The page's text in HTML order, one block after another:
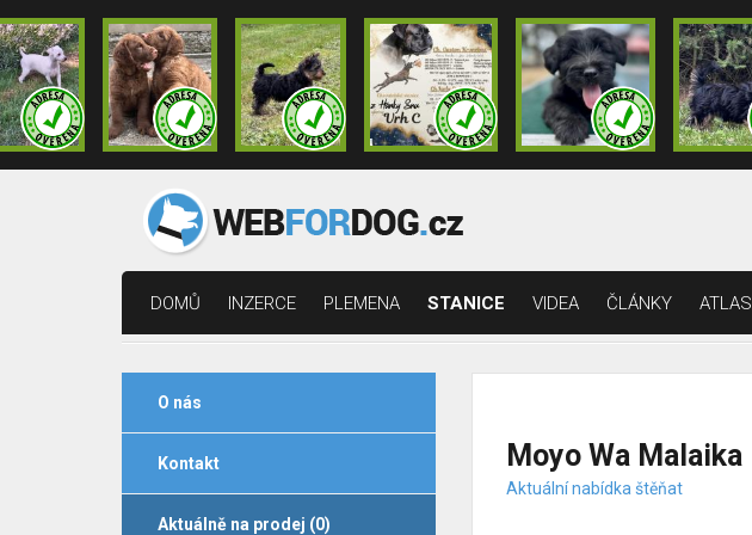
DOMŮ INZERCE PLEMENA STANICE VIDEA ČLÁNKY ATLAS
O nás
Kontakt
Aktuálně na prodej (0)
Moyo Wa Malaika
Aktuální nabídka štěňat